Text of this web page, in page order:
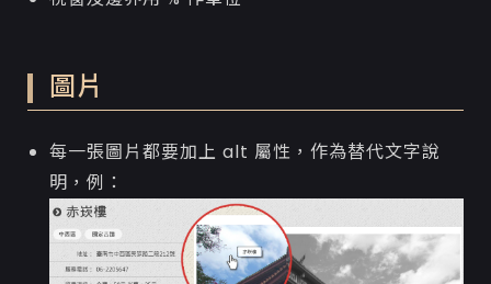
圖片
每一張圖片都要加上 alt 屬性，作為替代文字說
明，例：